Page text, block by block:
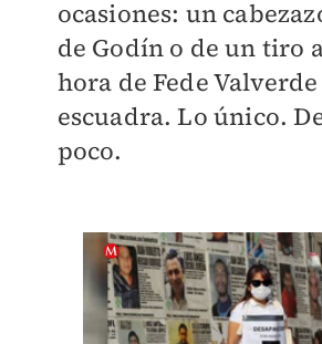
ocasiones: un
de Godín o de un tiro
hora de Fede
escuadra. Lo único.
poco.